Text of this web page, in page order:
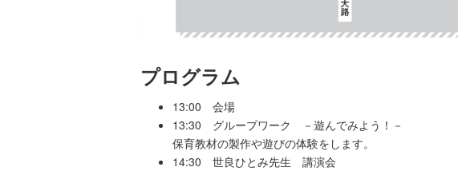
プログラム
13:00 会場
13:30 グループワーク －遊んでみよう！－
保育教材の製作や遊びの体験をします。
14:30 世良ひとみ先生 講演会